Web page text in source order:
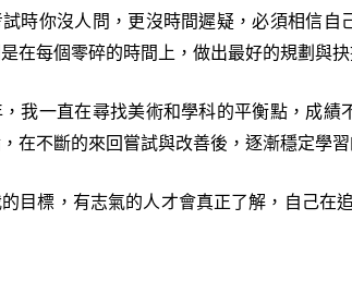
時你沒人問，更沒時間遲疑，必須相信
在每個零碎的時間上，做出最好的規劃與抉
一直在尋找美術和學科的平衡點，成績
在不斷的來回嘗試與改善後，逐漸穩定學
標，有志氣的人才會真正了解，自己在追